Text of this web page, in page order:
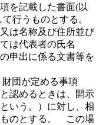
を記載した書面(以
行うものとする。
は名称及び住所並び
代表者の氏名
申出に係る文書等を
団が定める事項
認めるときは、開示
いう。）に対し、相
ものとする。 この場